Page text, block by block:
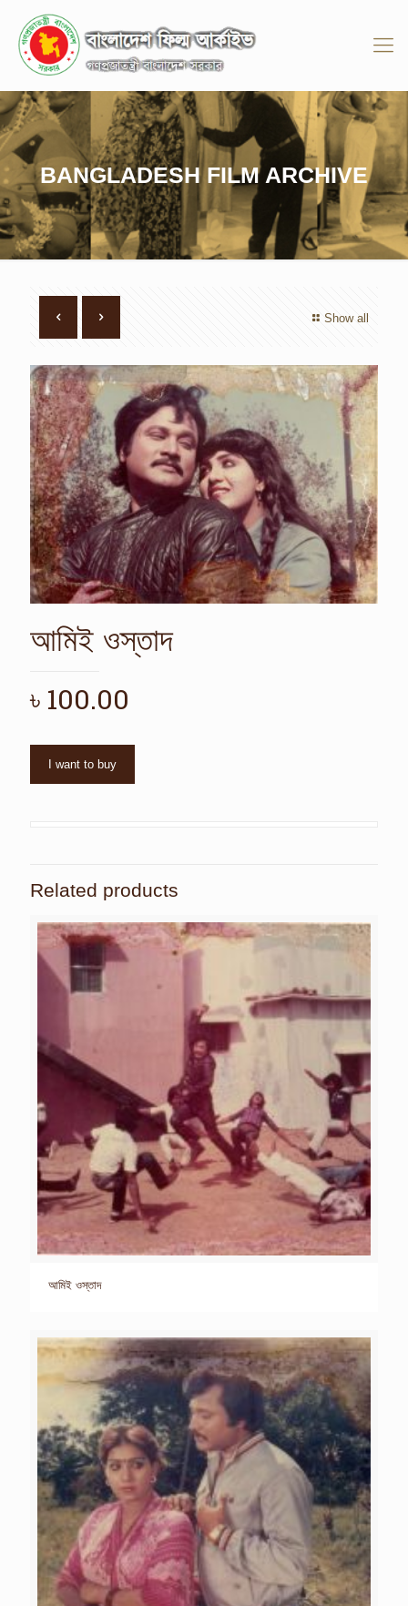
BANGLADESH FILM ARCHIVE
Show all
আমিই ওস্তাদ
৳ 100.00
I want to buy
Related products
আমিই ওস্তাদ